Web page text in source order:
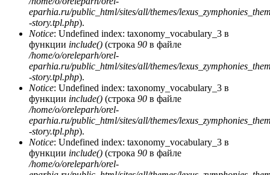
eparhia.ru/public_html/sites/all/themes/
-story.tpl.php).
Notice: Undefined index: taxonomy_vocabulary_3 в
функции include() (строка 90 в файле
/home/o/oreleparh/orel-
eparhia.ru/public_html/sites/all/themes/
-story.tpl.php).
Notice: Undefined index: taxonomy_vocabulary_3 в
функции include() (строка 90 в файле
/home/o/oreleparh/orel-
eparhia.ru/public_html/sites/all/themes/
-story.tpl.php).
Notice: Undefined index: taxonomy_vocabulary_3 в
функции include() (строка 90 в файле
/home/o/oreleparh/orel-